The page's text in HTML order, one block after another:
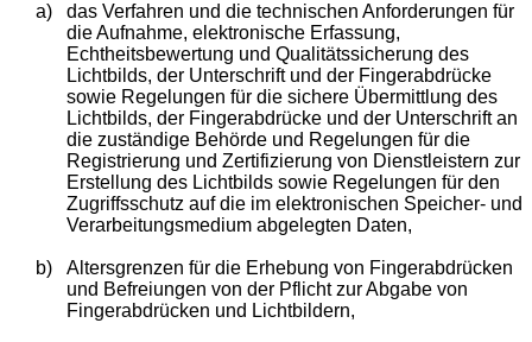
a)
das Verfahren und die technischen Anforderungen für
die Aufnahme, elektronische Erfassung,
Echtheitsbewertung und Qualitätssicherung des
Lichtbilds, der Unterschrift und der Fingerabdrücke
sowie Regelungen für die sichere Übermittlung des
Lichtbilds, der Fingerabdrücke und der Unterschrift an
die zuständige Behörde und Regelungen für die
Registrierung und Zertifizierung von Dienstleistern zur
Erstellung des Lichtbilds sowie Regelungen für den
Zugriffsschutz auf die im elektronischen Speicher- und
Verarbeitungsmedium abgelegten Daten,
b)
Altersgrenzen für die Erhebung von Fingerabdrücken
und Befreiungen von der Pflicht zur Abgabe von
Fingerabdrücken und Lichtbildern,